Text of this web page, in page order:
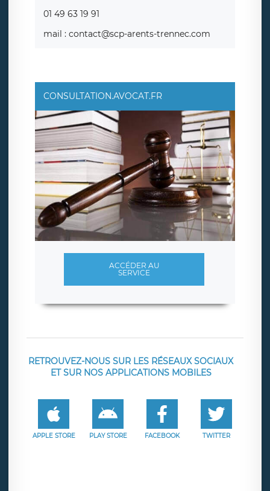
01 49 63 19 91
mail : contact@scp-arents-trennec.com
CONSULTATION.AVOCAT.FR
ACCÉDER AU
SERVICE
RETROUVEZ-NOUS SUR LES RÉSEAUX SOCIAUX
ET SUR NOS APPLICATIONS MOBILES
APPLE STORE PLAY STORE FACEBOOK TWITTER